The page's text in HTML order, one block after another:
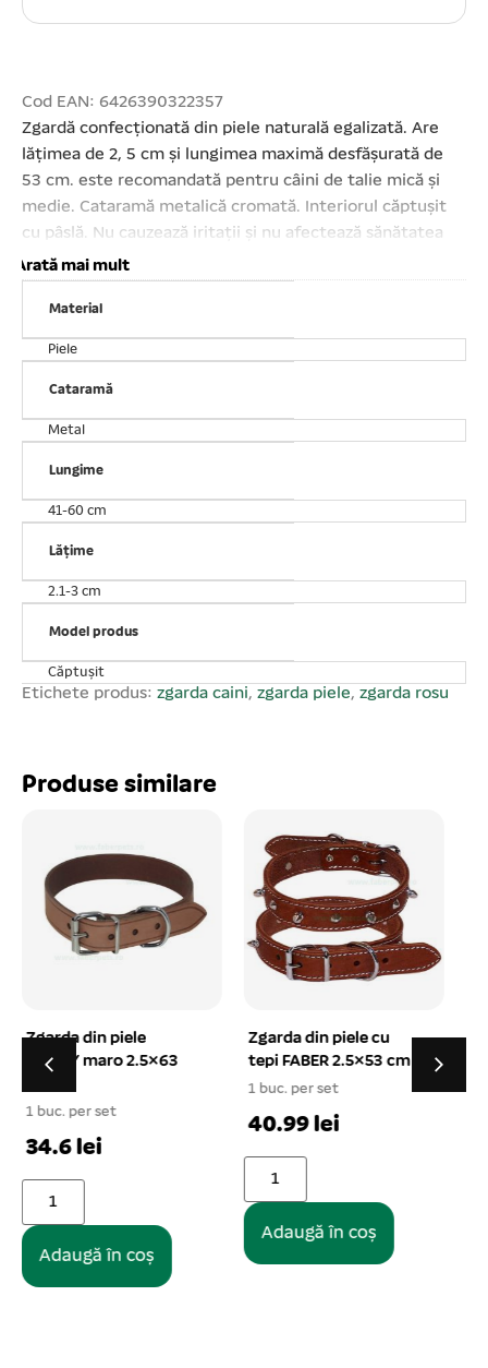
Cod EAN: 6426390322357
Zgardă confecționată din piele naturală egalizată. Are
lățimea de 2, 5 cm și lungimea maximă desfășurată de
53 cm. este recomandată pentru câini de talie mică și
medie. Cataramă metalică cromată. Interiorul căptușit
cu pâslă. Nu cauzează iritații și nu afectează sănătatea
animalelor. Pentru control ușor și plimbat câine.
Comodă.
Arată mai mult
Material
Piele
Cataramă
Metal
Lungime
41-60 cm
Lățime
2.1-3 cm
Model produs
Căptușit
Etichete produs: zgarda caini, zgarda piele, zgarda rosu
Produse similare
Zgarda din piele cu
tepi FABER 2.5×53 cm
1 buc. per set
40.99 lei
Adaugă în coș
Castron din otel
inoxidabil simplu 0,5 l
1 buc. per set
9.20 lei
Adaugă în coș